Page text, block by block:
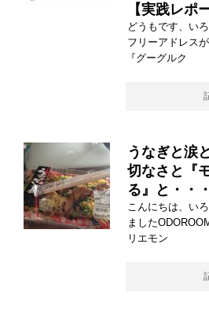
【実践レポ
どうもです、い
フリーアドレス
『グーグルク
うなぎと涙
切なさと『
る』と・・・
こんにちは、い
ました
リエモン